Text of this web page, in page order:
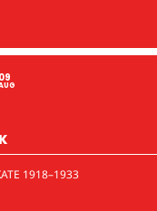
09
1918–1933